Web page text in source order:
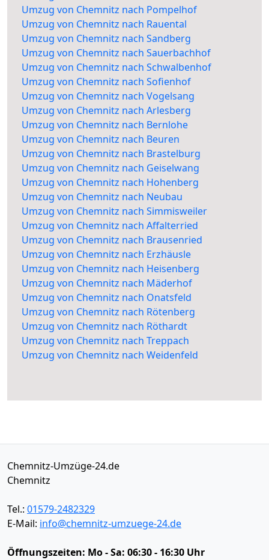
Umzug von Chemnitz nach Pompelhof
Umzug von Chemnitz nach Rauental
Umzug von Chemnitz nach Sandberg
Umzug von Chemnitz nach Sauerbachhof
Umzug von Chemnitz nach Schwalbenhof
Umzug von Chemnitz nach Sofienhof
Umzug von Chemnitz nach Vogelsang
Umzug von Chemnitz nach Arlesberg
Umzug von Chemnitz nach Bernlohe
Umzug von Chemnitz nach Beuren
Umzug von Chemnitz nach Brastelburg
Umzug von Chemnitz nach Geiselwang
Umzug von Chemnitz nach Hohenberg
Umzug von Chemnitz nach Neubau
Umzug von Chemnitz nach Simmisweiler
Umzug von Chemnitz nach Affalterried
Umzug von Chemnitz nach Brausenried
Umzug von Chemnitz nach Erzhäusle
Umzug von Chemnitz nach Heisenberg
Umzug von Chemnitz nach Mäderhof
Umzug von Chemnitz nach Onatsfeld
Umzug von Chemnitz nach Rötenberg
Umzug von Chemnitz nach Röthardt
Umzug von Chemnitz nach Treppach
Umzug von Chemnitz nach Weidenfeld
Chemnitz-Umzüge-24.de
Chemnitz
Tel.: 01579-2482329
E-Mail: info@chemnitz-umzuege-24.de
Öffnungszeiten: Mo - Sa: 06:30 - 16:30 Uhr